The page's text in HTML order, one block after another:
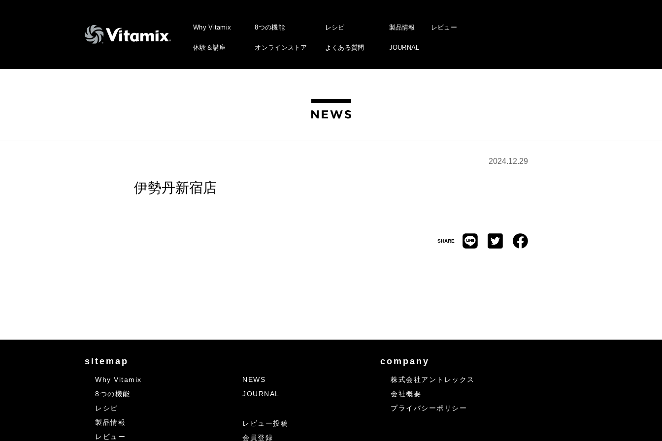
Why Vitamix
体験＆講座
8つの機能
オンラインストア
レシピ
よくある質問
製品情報
JOURNAL
レビュー
2024.12.29
伊勢丹新宿店
SHARE
sitemap
Why Vitamix
8つの機能
レシピ
製品情報
レビュー
NEWS
JOURNAL
レビュー投稿
会員登録
company
株式会社アントレックス
会社概要
プライバシーポリシー